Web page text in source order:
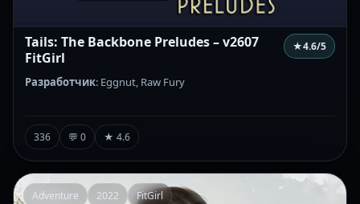
Tails: The Backbone Preludes – v2607
FitGirl
★4.6/5
Разработчик: Eggnut, Raw Fury
336 💬 0 ★ 4.6
Adventure 2022 FitGirl